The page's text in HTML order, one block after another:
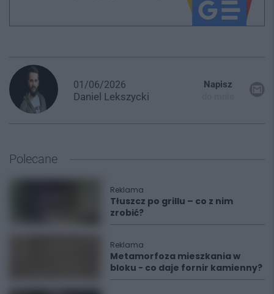
01/06/2026
Daniel Lekszycki
Napisz
Polecane
Reklama
Tłuszcz po grillu – co z nim
zrobić?
Reklama
Metamorfoza mieszkania w
bloku - co daje fornir kamienny?